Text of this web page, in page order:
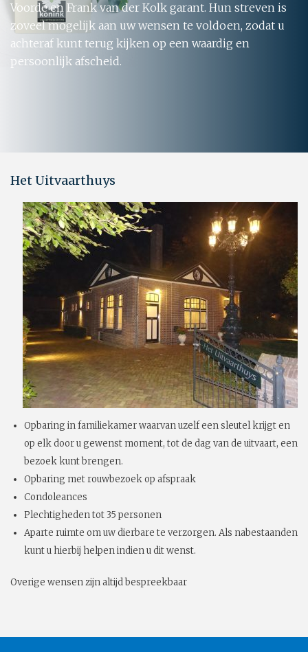
Voorde en Frank van der Kolk garant. Hun streven is
zoveel mogelijk aan uw wensen te voldoen, zodat u
achteraf kunt terug kijken op een waardig en
persoonlijk afscheid.
Het Uitvaarthuys
Opbaring in familiekamer waarvan uzelf een sleutel krijgt en
op elk door u gewenst moment, tot de dag van de uitvaart, een
bezoek kunt brengen.
Opbaring met rouwbezoek op afspraak
Condoleances
Plechtigheden tot 35 personen
Aparte ruimte om uw dierbare te verzorgen. Als nabestaanden
kunt u hierbij helpen indien u dit wenst.
Overige wensen zijn altijd bespreekbaar